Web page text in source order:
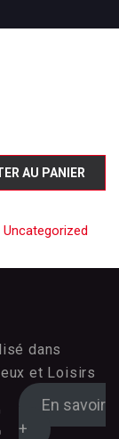
AU PANIER
Uncategorized
dans
et Loisirs
En savoir
+